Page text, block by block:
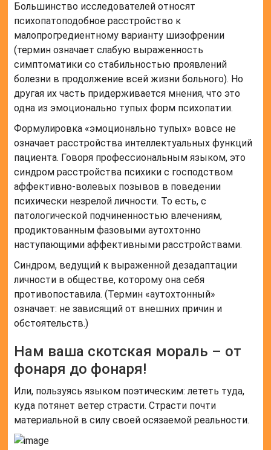
Большинство исследователей относят
психопатоподобное расстройство к
малопрогредиентному варианту шизофрении
(термин означает слабую выраженность
симптоматики со стабильностью проявлений
болезни в продолжение всей жизни больного). Но
другая их часть придерживается мнения, что это
одна из эмоционально тупых форм психопатии.
Формулировка «эмоционально тупых» вовсе не
означает расстройства интеллектуальных функций
пациента. Говоря профессиональным языком, это
синдром расстройства психики с господством
аффективно-волевых позывов в поведении
психически незрелой личности. То есть, с
патологической подчиненностью влечениям,
продиктованным фазовыми аутохтонно
наступающими аффективными расстройствами.
Синдром, ведущий к выраженной дезадаптации
личности в обществе, которому она себя
противопоставила. (Термин «аутохтонный»
означает: не зависящий от внешних причин и
обстоятельств.)
Нам ваша скотская мораль – от
фонаря до фонаря!
Или, пользуясь языком поэтическим: лететь туда,
куда потянет ветер страсти. Страсти почти
материальной в силу своей осязаемой реальности.